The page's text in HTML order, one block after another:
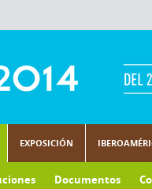
EXPOSICIÓN
Documentos